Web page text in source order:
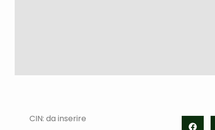
CIN: da inserire